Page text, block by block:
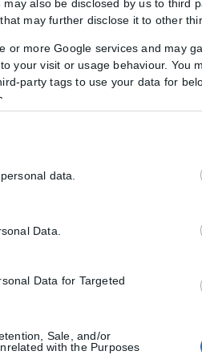
also be disclosed by us to third
that may further disclose it to other
or more Google services and may
your visit or usage behaviour. You
party tags to use your data for
data.
Data.
Data for Targeted
Sale, and/or
with the Purposes
Prada 2
δημοπρασία που
το καλοκαίρι
πουθενά, το υπόλοιπο του